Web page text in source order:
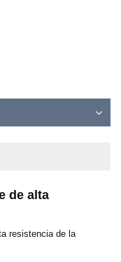
de alta
resistencia de la